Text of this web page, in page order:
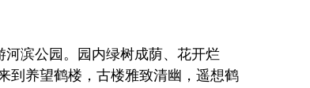
滨公园。园内绿树成荫、花开烂
到养望鹤楼，古楼雅致清幽，遥想鹤